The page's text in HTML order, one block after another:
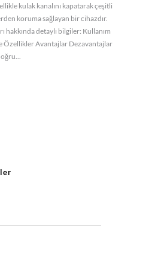
kulak kanalını kapatarak çeşitli
koruma sağlayan bir cihazdır.
hakkında detaylı bilgiler: Kullanım
Özellikler Avantajlar Dezavantajlar